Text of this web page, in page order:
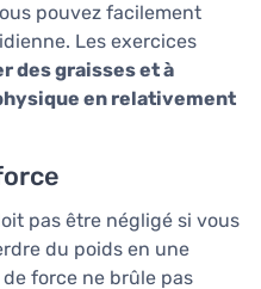
pouvez facilement
Les exercices
des graisses et à
en relativement
pas être négligé si vous
du poids en une
force ne brûle pas